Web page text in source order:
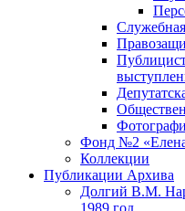
Служебная
Фонд №2 «Елена
Коллекции
Публикации Архива
Долгий В.М.
1989 год